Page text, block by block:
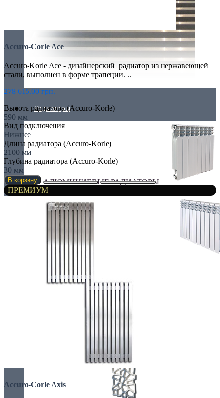
Радиаторы
АЛЮМИНИЕВЫЕ РАДИАТОРЫ
Accuro-Corle Ace
Accuro-Korle Ace - дизайнерский радиатор из нержавеющей
стали, выполнен в форме трапеции. ..
278 615.00 грн.
Высота радиатора (Accuro-Korle)
590 мм
Вид подключения
Нижнее
Длина радиатора (Accuro-Korle)
2100 мм
Глубина радиатора (Accuro-Korle)
30 мм
В корзину
ПРЕМИУМ
Accuro-Corle Axis